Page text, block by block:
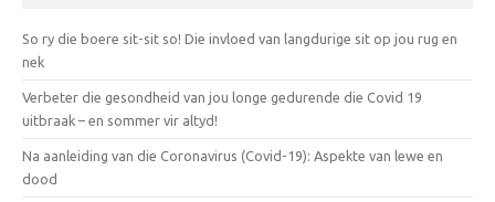
So ry die boere sit-sit so! Die invloed van langdurige sit op jou rug en
nek
Verbeter die gesondheid van jou longe gedurende die Covid 19
uitbraak – en sommer vir altyd!
Na aanleiding van die Coronavirus (Covid-19): Aspekte van lewe en
dood